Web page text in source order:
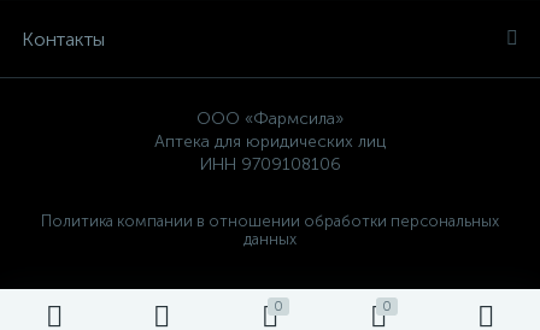
0 0
Контакты
ООО «Фармсила»
Аптека для юридических лиц
ИНН 9709108106
Политика компании в отношении обработки персональных
данных